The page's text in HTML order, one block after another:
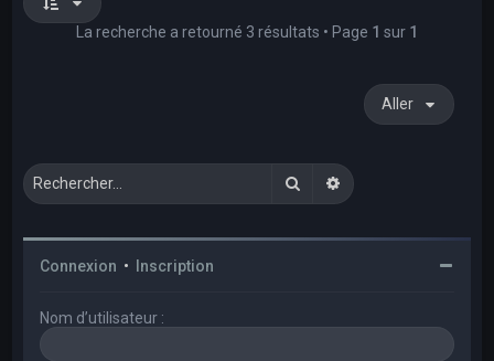
La recherche a retourné 3 résultats • Page 1 sur 1
Aller
RechercherRecherche avancée
Connexion • Inscription
Nom d’utilisateur :